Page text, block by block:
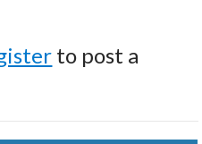
to post a